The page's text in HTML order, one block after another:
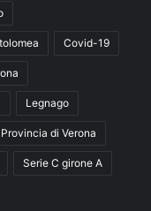
Covid-19
Legnago
Provincia di Verona
Serie C girone A